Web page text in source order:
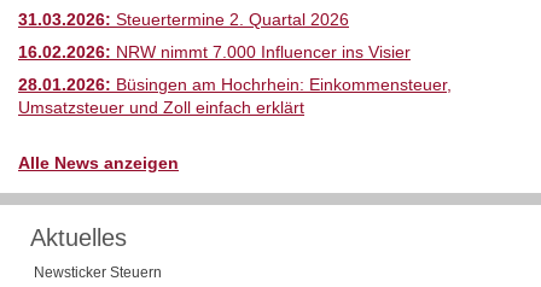
31.03.2026: Steuertermine 2. Quartal 2026
16.02.2026: NRW nimmt 7.000 Influencer ins Visier
28.01.2026: Büsingen am Hochrhein: Einkommensteuer,
Umsatzsteuer und Zoll einfach erklärt
Alle News anzeigen
Aktuelles
Newsticker Steuern